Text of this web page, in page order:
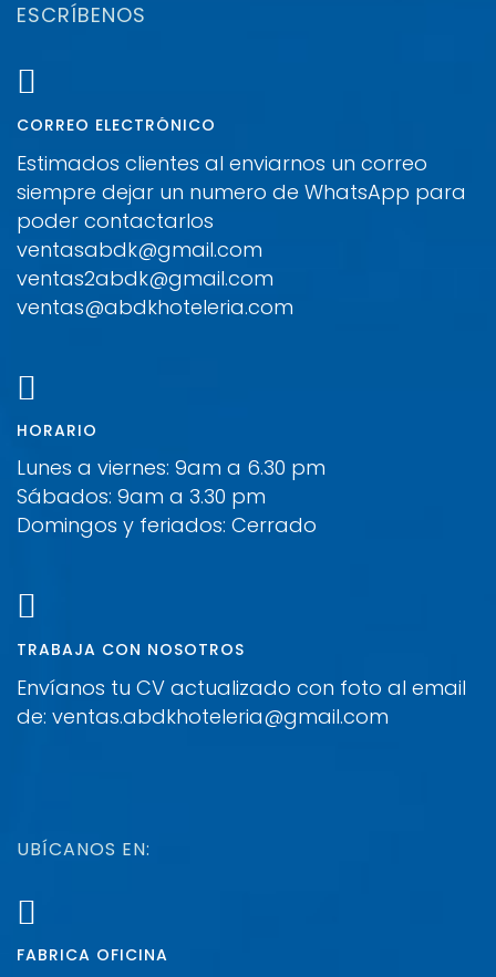
ESCRÍBENOS
CORREO ELECTRÓNICO
Estimados clientes al enviarnos un correo
siempre dejar un numero de WhatsApp para
poder contactarlos
ventasabdk@gmail.com
ventas2abdk@gmail.com
ventas@abdkhoteleria.com
HORARIO
Lunes a viernes: 9am a 6.30 pm
Sábados: 9am a 3.30 pm
Domingos y feriados: Cerrado
TRABAJA CON NOSOTROS
Envíanos tu CV actualizado con foto al email
de: ventas.abdkhoteleria@gmail.com
UBÍCANOS EN:
FABRICA OFICINA